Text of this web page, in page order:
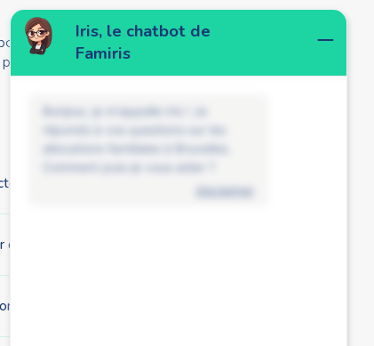
Iris, le chatbot de
Famiris
Bonjour, je m'appelle Iris ! Je
réponds à vos questions sur les
allocations familiales à Bruxelles.
Comment puis-je vous aider ?
disclaimer
contacter l’établissement d’enseignement où
verser des bourses d’études.
?
l’année académique 2025-2026
enfant a 25 ans et continue à étudier ?